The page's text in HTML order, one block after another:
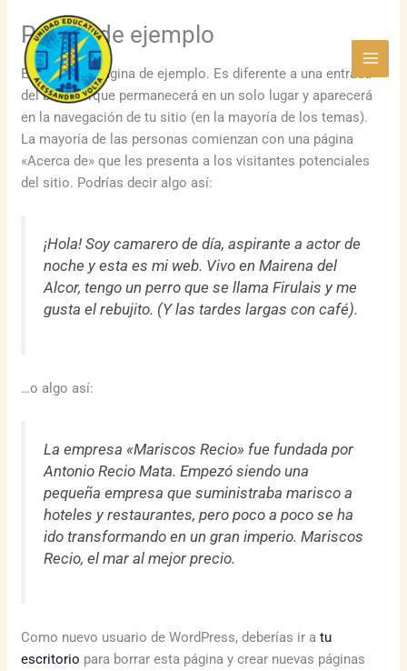
contenido
Menu
Página de ejemplo
Esta es una página de ejemplo. Es diferente a una entrada
del blog porque permanecerá en un solo lugar y aparecerá
en la navegación de tu sitio (en la mayoría de los temas).
La mayoría de las personas comienzan con una página
«Acerca de» que les presenta a los visitantes potenciales
del sitio. Podrías decir algo así:
¡Hola! Soy camarero de día, aspirante a actor de
noche y esta es mi web. Vivo en Mairena del
Alcor, tengo un perro que se llama Firulais y me
gusta el rebujito. (Y las tardes largas con café).
…o algo así:
La empresa «Mariscos Recio» fue fundada por
Antonio Recio Mata. Empezó siendo una
pequeña empresa que suministraba marisco a
hoteles y restaurantes, pero poco a poco se ha
ido transformando en un gran imperio. Mariscos
Recio, el mar al mejor precio.
Como nuevo usuario de WordPress, deberías ir atu
escritorio para borrar esta página y crear nuevas páginas